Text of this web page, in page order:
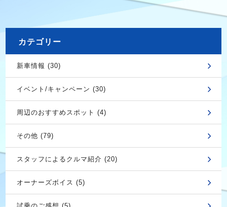
カテゴリー
新車情報 (30)
イベント/キャンペーン (30)
周辺のおすすめスポット (4)
その他 (79)
スタッフによるクルマ紹介 (20)
オーナーズボイス (5)